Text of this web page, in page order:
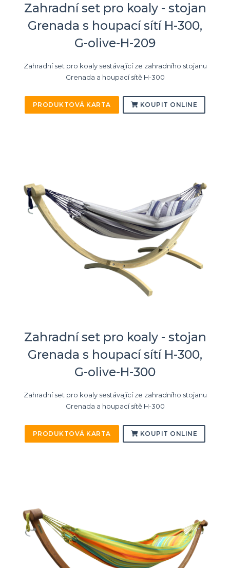
Zahradní set pro koaly - stojan
Grenada s houpací sítí H-300,
G-olive-H-209
Zahradní set pro koaly sestávající ze zahradního stojanu
Grenada a houpací sítě H-300
PRODUKTOVÁ KARTA KOUPIT ONLINE
Zahradní set pro koaly - stojan
Grenada s houpací sítí H-300,
G-olive-H-300
Zahradní set pro koaly sestávající ze zahradního stojanu
Grenada a houpací sítě H-300
PRODUKTOVÁ KARTA KOUPIT ONLINE